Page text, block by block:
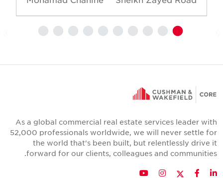
As a global commercial real estate services leader with
52,000 professionals worldwide, we will never settle for
the world that's been built, but relentlessly drive it
forward for our clients, colleagues and communities.
LinkedIn
Facebook
Twitter
Instagram
YouTube